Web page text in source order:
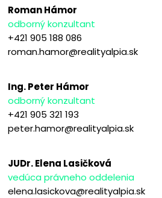
Roman Hámor
odborný konzultant
+421 905 188 086
roman.hamor@realityalpia.sk
Ing. Peter Hámor
odborný konzultant
+421 905 321 193
peter.hamor@realityalpia.sk
JUDr. Elena Lasičková
vedúca právneho oddelenia
elena.lasickova@realityalpia.sk